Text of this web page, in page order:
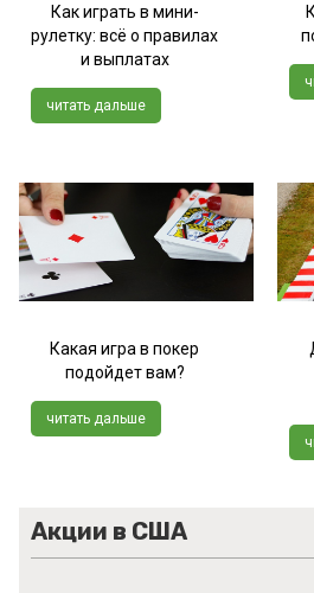
Как играть в мини-
рулетку: всё о правилах
и выплатах
читать дальше
Какая игра в покер
подойдет вам?
читать дальше
Акции в США